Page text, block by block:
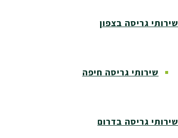
שירותי גריסה בצפון
שירותי גריסה חיפה
שירותי גריסה בדרום